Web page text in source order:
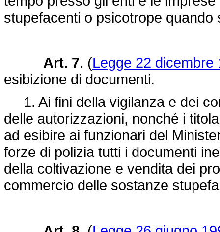
stupefacenti o psicotrope
Art. 7. (Legge 22 dicembre
esibizione di documenti.
1. Ai fini della vigilanza e dei
delle autorizzazioni, nonché i
ad esibire ai funzionari del
forze di polizia tutti i documenti
della coltivazione e vendita dei
commercio delle sostanze